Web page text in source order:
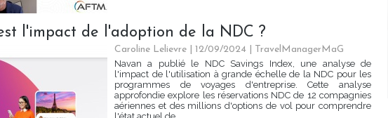
l'impact de l'adoption de la NDC ?
Caroline Lelievre | 12/09/2024
TravelManagerMaG
Navan a publié le NDC Savings Index, une analyse de
l'impact de l'utilisation à grande échelle de la NDC pour les
programmes de voyages d'entreprise. Cette analyse
approfondie explore les réservations NDC de 12 compagnies
aériennes et des millions d'options de vol pour comprendre